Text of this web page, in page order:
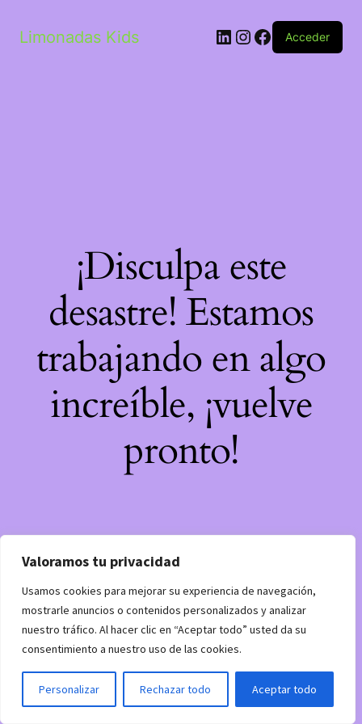
Valoramos tu privacidad
Usamos cookies para mejorar su experiencia de navegación,
mostrarle anuncios o contenidos personalizados y analizar
nuestro tráfico. Al hacer clic en “Aceptar todo” usted da su
consentimiento a nuestro uso de las cookies.
Personalizar Rechazar todo Aceptar todo
Limonadas Kids LinkedIn
Instagram
Facebook
Acceder
¡Disculpa este
desastre! Estamos
trabajando en algo
increíble, ¡vuelve
pronto!